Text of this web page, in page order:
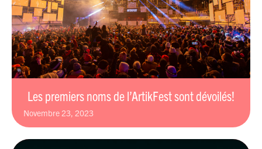
Les premiers noms de l’ArtikFest sont dévoilés!
novembre 23, 2023